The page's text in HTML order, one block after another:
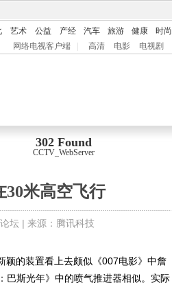
艺术 公益 产经 汽车 旅游 健康 时尚
网络电视客户端 高清 电影 电视剧
302 Found
CCTV_WebServer
30米高空飞行
坛| 来源： 腾讯科技
颖的装置看上去颇似《007电影》中詹
巴斯光年》中的喷气推进器相似。实际